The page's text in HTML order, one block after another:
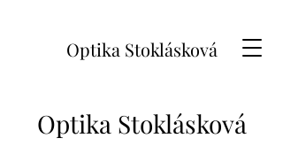
Optika Stoklásková
Optika Stoklásková